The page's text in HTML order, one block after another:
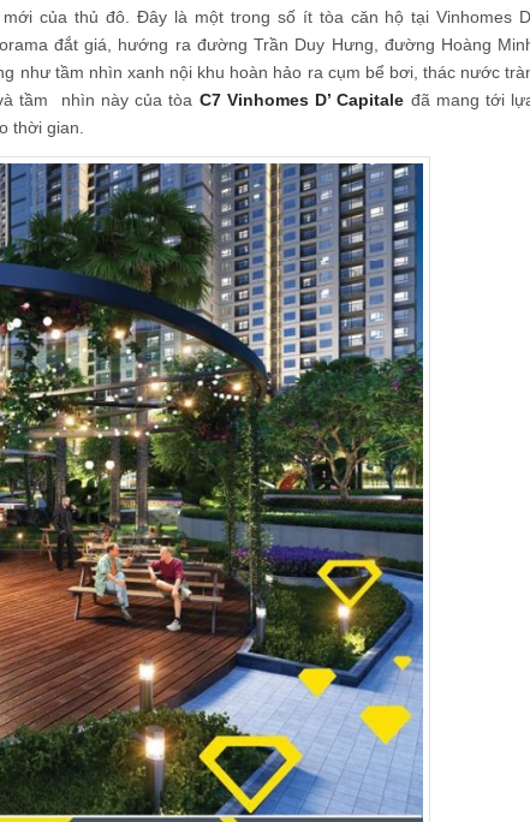
của thủ đô. Đây là một trong số ít tòa căn hộ tại Vinhomes
đắt giá, hướng ra đường Trần Duy Hưng, đường Hoàng
như tầm nhìn xanh nội khu hoàn hảo ra cụm bể bơi, thác nước
tầm nhìn này của tòa C7 Vinhomes D’ Capitale đã mang tới
thời gian.